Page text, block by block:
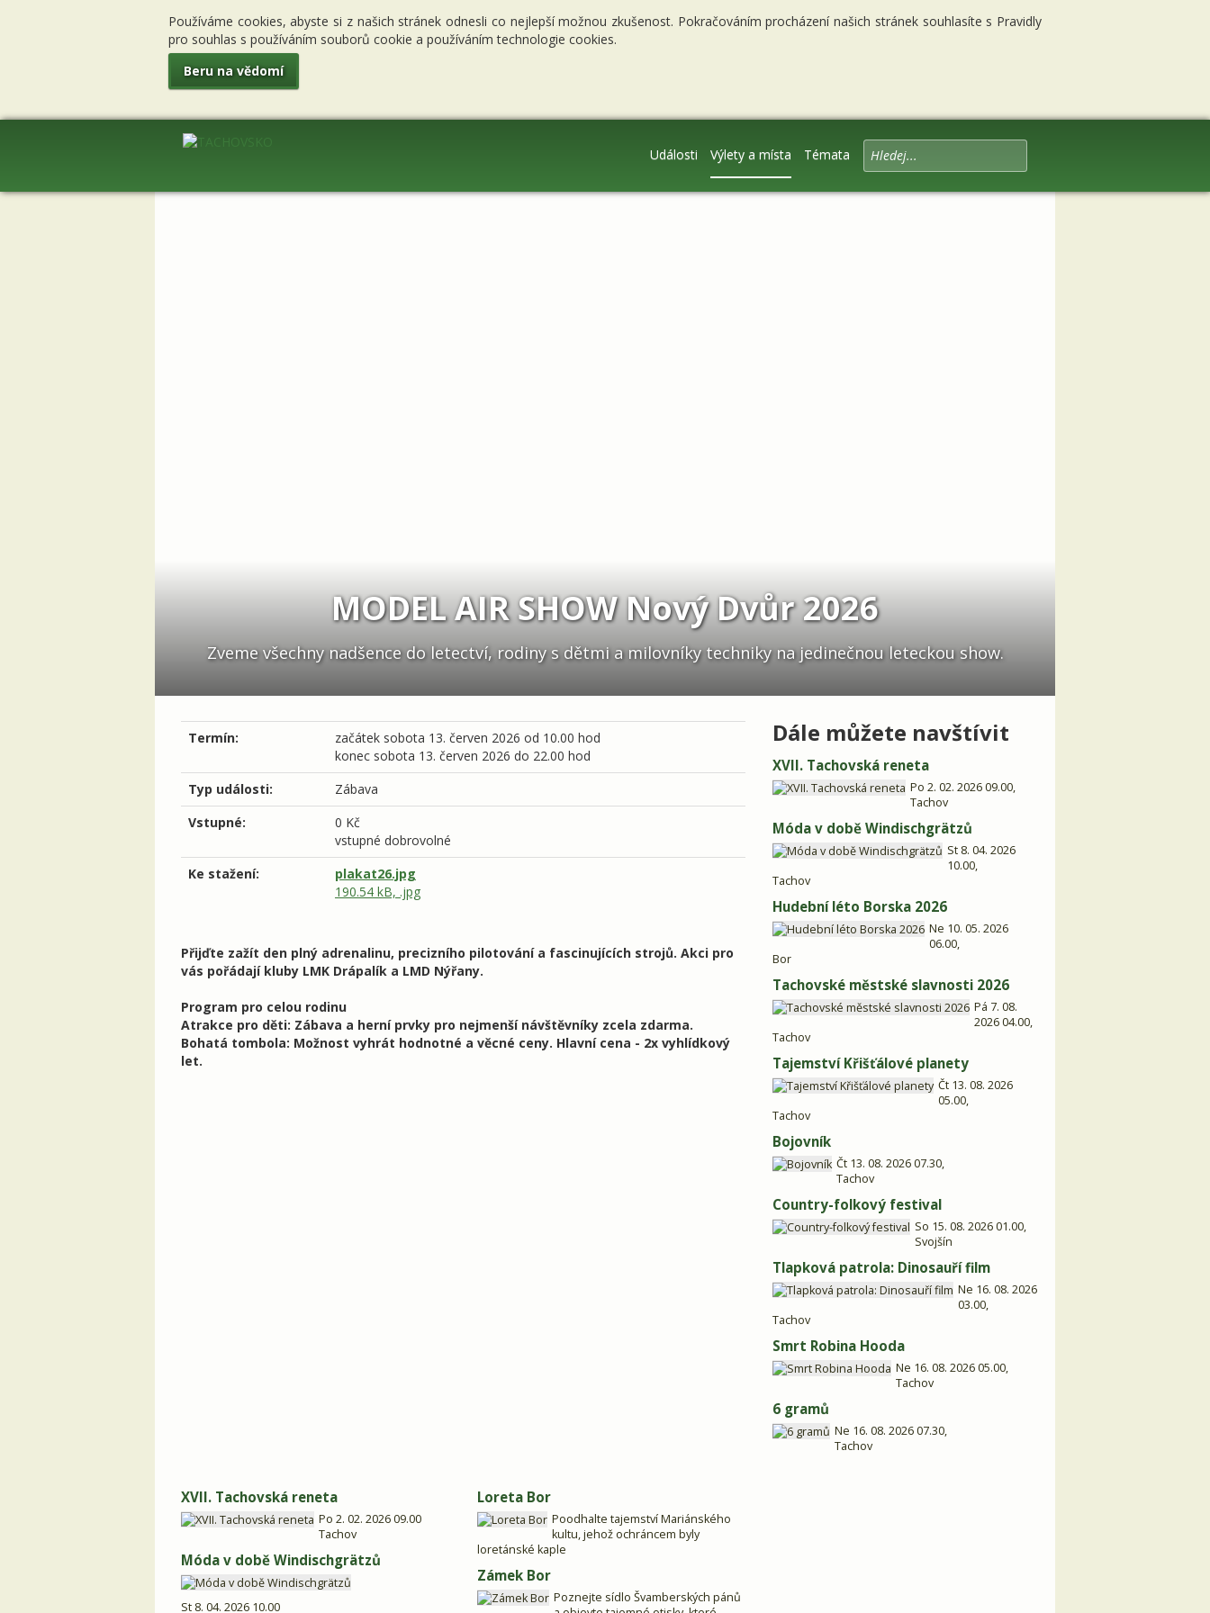
Používáme cookies, abyste si z našich stránek odnesli co nejlepší možnou zkušenost. Pokračováním procházení našich stránek souhlasíte s Pravidly
pro souhlas s používáním souborů cookie a používáním technologie cookies.
Beru na vědomí
Události Výlety a místa Témata
MODEL AIR SHOW Nový Dvůr 2026
Zveme všechny nadšence do letectví, rodiny s dětmi a milovníky techniky na jedinečnou leteckou show.
Termín: začátek sobota 13. červen 2026 od 10.00 hod
konec sobota 13. červen 2026 do 22.00 hod
Typ události:
Zábava
Vstupné:
0 Kč
vstupné dobrovolné
Ke stažení:
plakat26.jpg
190.54 kB, .jpg
Přijďte zažít den plný adrenalinu, precizního pilotování a fascinujících strojů. Akci pro
vás pořádají kluby LMK Drápalík a LMD Nýřany.
Program pro celou rodinu
Atrakce pro děti: Zábava a herní prvky pro nejmenší návštěvníky zcela zdarma.
Bohatá tombola: Možnost vyhrát hodnotné a věcné ceny. Hlavní cena - 2x vyhlídkový
let.
Dále můžete navštívit
XVII. Tachovská reneta
Po 2. 02. 2026 09.00,
Tachov
Móda v době Windischgrätzů
St 8. 04. 2026
10.00,
Tachov
Hudební léto Borska 2026
Ne 10. 05. 2026
06.00,
Bor
Tachovské městské slavnosti 2026
Pá 7. 08.
2026 04.00,
Tachov
Tajemství Křišťálové planety
Čt 13. 08. 2026
05.00,
Tachov
Bojovník
Čt 13. 08. 2026 07.30,
Tachov
Country-folkový festival
So 15. 08. 2026 01.00,
Svojšín
Tlapková patrola: Dinosauří film
Ne 16. 08. 2026
03.00,
Tachov
Smrt Robina Hooda
Ne 16. 08. 2026 05.00,
Tachov
6 gramů
Ne 16. 08. 2026 07.30,
Tachov
XVII. Tachovská reneta
Po 2. 02. 2026 09.00
Tachov
Móda v době Windischgrätzů
St 8. 04. 2026 10.00
Loreta Bor
Poodhalte tajemství Mariánského
kultu, jehož ochráncem byly
loretánské kaple
Zámek Bor
Poznejte sídlo Švamberských pánů